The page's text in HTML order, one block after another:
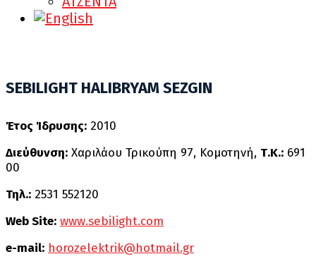
SEBILIGHT HALIBRYAM SEZGIN
Έτος Ίδρυσης: 2010
Διεύθυνση: Χαριλάου Τρικούπη 97, Κομοτηνή, Τ.Κ.: 691
00
Τηλ.: 2531 552120
Web Site: www.sebilight.com
e-mail: horozelektrik@hotmail.gr